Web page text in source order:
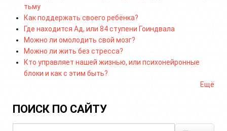
тьму
Как поддержать своего ребёнка?
Где находится Ад, или 84 ступени Гоиндвала
Можно ли омолодить свой мозг?
Можно ли жить без стресса?
Кто управляет нашей жизнью, или психонейронные
блоки и как с этим быть?
Ещё
ПОИСК ПО САЙТУ